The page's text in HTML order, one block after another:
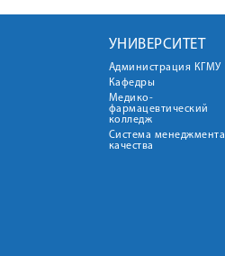
УНИВЕРСИТЕТ
Администрация КГМУ
Кафедры
Медико-
фармацевтический
колледж
Система менеджмента
качества